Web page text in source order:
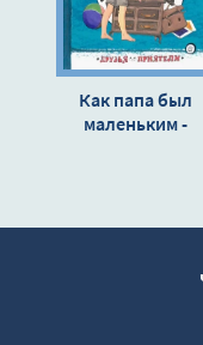
Глава 15. Прикладная
Эпилог
Как папа был
маленьким -